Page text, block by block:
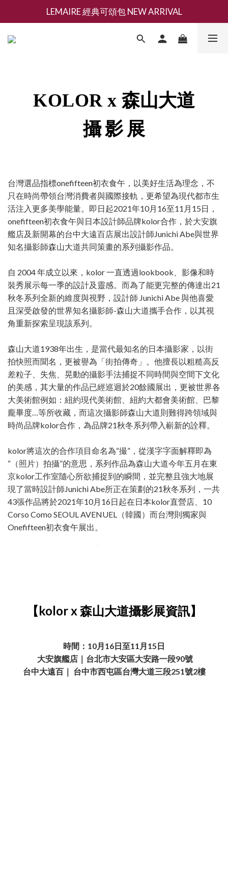
新會員募集現領抵用千元購物金
LEMAIRE 經典可頌包 NEW ARRIVAL
香氛 / 家居 / 餐廚 [ 全館折上兩件9折，三件享85折 】
KOLOR x 森山大道
攝 影 展
台灣選品指標onefifteen初衣食午，以美好生活為理念，不
只在時尚帶領台灣消費者與國際接軌，更希望為現代都市生
活注入更多美學能量。即日起2021年10月16至11月15日，
onefifteen初衣食午與日本設計師品牌kolor合作，於大安旗
艦店及新開幕的台中大遠百店展出設計師Junichi Abe與世界
知名攝影師森山大道共同策畫的系列攝影作品。
自 2004 年成立以來，kolor 一直透過lookbook、影像和時
裝秀展示每一季的設計及靈感。而為了能更完整的傳達出21
秋冬系列全新的維度與視野，設計師 Junichi Abe 與他喜愛
且深受啟發的世界知名攝影師-森山大道攜手合作，以其視
角重新探索呈現該系列。
森山大道1938年出生，是當代最知名的日本攝影家，以街
拍快照而聞名，更被譽為「街拍傳奇」。他擅長以粗糙高反
差粒子、失焦、晃動的攝影手法捕捉不同時間與空間下文化
的美感，其大量的作品已經巡迴於20餘國展出，更被世界各
大美術館例如：紐約現代美術館、紐約大都會美術館、巴黎
龐畢度…等所收藏，而這次攝影師森山大道則難得跨領域與
時尚品牌kolor合作，為品牌21秋冬系列帶入嶄新的詮釋。
kolor將這次的合作項目命名為“撮”，從漢字字面解釋即為
“（照片）拍攝”的意思，系列作品為森山大道今年五月在東
京kolor工作室隨心所欲捕捉到的瞬間，並完整且強大地展
現了當時設計師Junichi Abe所正在策劃的21秋冬系列，一共
43張作品將於2021年10月16日起在日本kolor直營店、10
Corso Como SEOUL AVENUEL（韓國）而台灣則獨家與
Onefifteen初衣食午展出。
【kolor x 森山大道攝影展資訊】
時間：10月16日至11月15日
大安旗艦店｜台北市大安區大安路一段90號
台中大遠百｜ 台中市西屯區台灣大道三段251號2樓